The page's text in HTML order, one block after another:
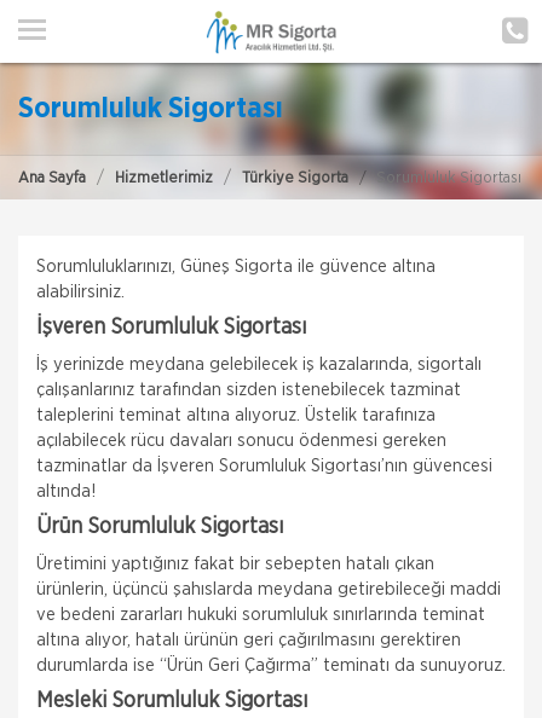
ANA SAYFA
POLIÇE HATIRLAT
TEKLİF AL
Sorumluluk Sigortası
Ana Sayfa Hizmetlerimiz Türkiye Sigorta Sorumluluk Sigortası
Sorumluluklarınızı, Güneş Sigorta ile güvence altına
alabilirsiniz.
İşveren Sorumluluk Sigortası
İş yerinizde meydana gelebilecek iş kazalarında, sigortalı
çalışanlarınız tarafından sizden istenebilecek tazminat
taleplerini teminat altına alıyoruz. Üstelik tarafınıza
açılabilecek rücu davaları sonucu ödenmesi gereken
tazminatlar da İşveren Sorumluluk Sigortası’nın güvencesi
altında!
Ürün Sorumluluk Sigortası
Üretimini yaptığınız fakat bir sebepten hatalı çıkan
ürünlerin, üçüncü şahıslarda meydana getirebileceği maddi
ve bedeni zararları hukuki sorumluluk sınırlarında teminat
altına alıyor, hatalı ürünün geri çağırılmasını gerektiren
durumlarda ise “Ürün Geri Çağırma” teminatı da sunuyoruz.
Mesleki Sorumluluk Sigortası